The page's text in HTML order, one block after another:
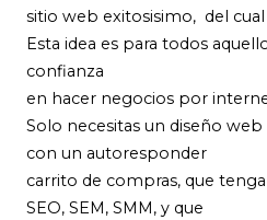
sitio web exitosisimo, del cual
Esta idea es para todos
confianza
en hacer negocios por
Solo necesitas un diseño
con un autoresponder
carrito de compras, que
SEO, SEM, SMM, y que